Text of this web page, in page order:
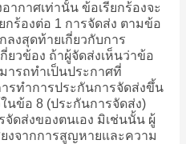
กาศเท่านั้น ข้อเรียกร้องจะ
กร้องต่อ 1 การจัดส่ง ตามข้อ
งสุดท้ายเกี่ยวกับการ
ยวข้อง ถ้าผู้จัดส่งเห็นว่าข้อ
ารถทำเป็นประกาศที่
รทำการประกันการจัดส่งขึ้น
นข้อ 8 (ประกันการจัดส่ง)
ดส่งของตนเอง มิเช่นนั้น ผู้
งจากการสูญหายและความ